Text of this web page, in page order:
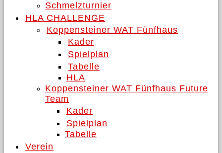
Schmelzturnier
HLA CHALLENGE
Koppensteiner WAT Fünfhaus
Kader
Spielplan
Tabelle
HLA
Koppensteiner WAT Fünfhaus Future
Team
Kader
Spielplan
Tabelle
Verein